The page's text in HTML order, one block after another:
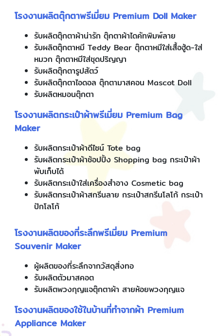
โรงงานผลิตตุ๊กตาพรีเมี่ยม Premium Doll Maker
รับผลิตตุ๊กตาผ้าน่ารัก ตุ๊กตาผ้าไดคัทพิมพ์ลาย
รับผลิตตุ๊กตาหมี Teddy Bear ตุ๊กตาหมีใส่เสื้อฮู้ด-ใส่
หมวก ตุ๊กตาหมีใส่ชุดปริญญา
รับผลิตตุ๊กตารูปสัตว์
รับผลิตตุ๊กตาไอดอล ตุ๊กตามาสคอน Mascot Doll
รับผลิตหมอนตุ๊กตา
โรงงานผลิตกระเป๋าผ้าพรีเมี่ยม Premium Bag
Maker
รับผลิตกระเป๋าผ้าดีไซน์ Tote bag
รับผลิตกระเป๋าผ้าช้อปปิ้ง Shopping bag กระเป๋าผ้า
พับเก็บได้
รับผลิตกระเป๋าใส่เครื่องสำอาง Cosmetic bag
รับผลิตกระเป๋าผ้าสกรีนลาย กระเป๋าสกรีนโลโก้ กระเป๋า
ปักโลโก้
โรงงานผลิตของที่ระลึกพรีเมี่ยม Premium
Souvenir Maker
ผู้ผลิตของที่ระลึกจากวัสดุสิ่งทอ
รับผลิตตัวมาสคอต
รับผลิตพวงกุญแจตุ๊กตาผ้า สายห้อยพวงกุญแจ
โรงงานผลิตของใช้ในบ้านที่ทำจากผ้า Premium
Appliance Maker